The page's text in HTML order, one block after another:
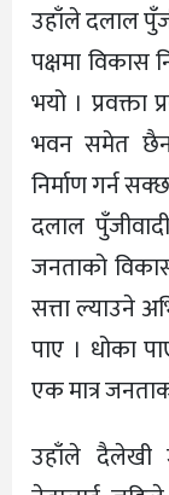
उहाँले दलाल
पक्षमा विकास
भयो ।
भवन समेत
निर्माण गर्न
दलाल
जनताको
सत्ता ल्याउने
पाए । धोका
एक मात्र
उहाँले दैलेखी